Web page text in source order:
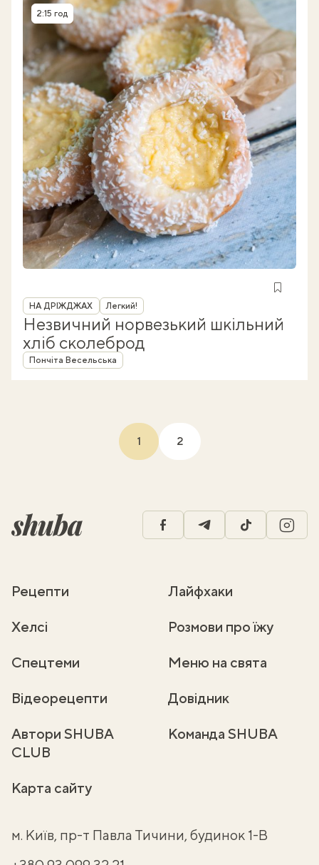
Час приготування
2:15 год
Рубрика
НА ДРІЖДЖАХ Легкий!
Незвичний норвезький шкільний
хліб сколеброд
Автор
Пончіта Весельська
1(current)
2
facebooktelegramtiktok
Рецепти Лайфхаки
Хелсі Розмови про їжу
Спецтеми Меню на свята
Відеорецепти Довідник
Автори SHUBA
CLUB
Команда SHUBA
Карта сайту
м. Київ, пр-т Павла Тичини, будинок 1-В